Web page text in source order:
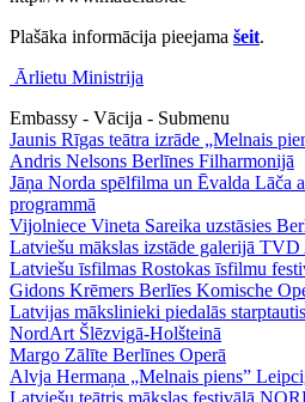
Plašāka informācija pieejama šeit.
Ārlietu Ministrija
Embassy - Vācija - Submenu
Jaunis Rīgas teātra izrāde „Melnais
Andris Nelsons Berlīnes Filharmonijā
Jāņa Norda spēlfilma un Ēvalda Lāča
programmā
Vijolniece Vineta Sareika uzstāsies
Latviešu mākslas izstāde galerijā
Latviešu īsfilmas Rostokas īsfilmu
Gidons Krēmers Berlīes Komische
Latvijas mākslinieki piedalās
NordArt Šlēzvigā-Holšteinā
Margo Zālīte Berlīnes Operā
Alvja Hermaņa „Melnais piens”
Latviešu teātris mākslas festivālā